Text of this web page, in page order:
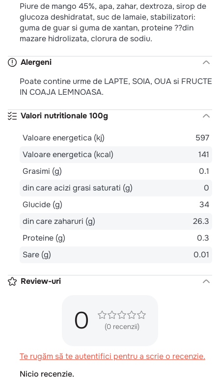
Piure de mango 45%, apa, zahar, dextroza, sirop de
glucoza deshidratat, suc de lamaie, stabilizatori:
guma de guar si guma de xantan, proteine ??din
mazare hidrolizata, clorura de sodiu.
Alergeni
Poate contine urme de LAPTE, SOIA, OUA si FRUCTE
IN COAJA LEMNOASA.
Valori nutritionale 100g
Valoare energetica (kj)
597
Valoare energetica (kcal)
141
Grasimi (g)
0.1
din care acizi grasi saturati (g)
0
Glucide (g)
34
din care zaharuri (g)
26.3
Proteine (g)
0.3
Sare (g)
0.01
Review-uri
0 (0 recenzii)
Te rugăm să te autentifici pentru a scrie o recenzie.
Nicio recenzie.